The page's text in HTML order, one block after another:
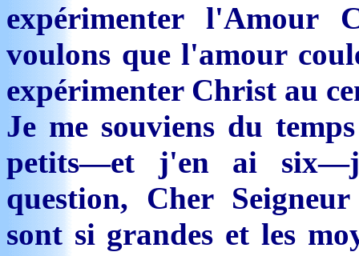
expérimenter l'Amour
voulons que l'amour
expérimenter Christ au
Je me souviens du
petits—et j'en ai
question, Cher
sont si grandes et les